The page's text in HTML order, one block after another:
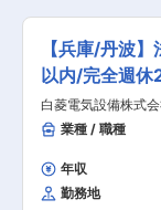
理等の各種要素技術
ジション・やりが
と、自身が担当す
ながら主体的に推
究・開発した製品
ップクラスの性能
ロセス技術開発や
自身のスキルアッ
術開発から量産ま
する過程を主体的
店から依頼をいた
わせて見積書の作
ます。 ※お客様へ
行うため、連携しな
客】すでに取引の
す。その他既存顧
や、入札物件の場
があります。 【施
特養老人ホーム、給食センタ
豊岡市を中心に兵
ん。遠くても大阪
【兵庫/丹波
以内/完全週
白菱電気設備株式
業種 / 職種
年収
勤務地